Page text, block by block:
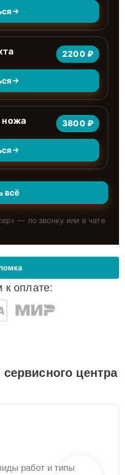
2200 ₽
ножа 3800 ₽
всё
» — по звонку или в чате
оплате:
центра
работ и типы